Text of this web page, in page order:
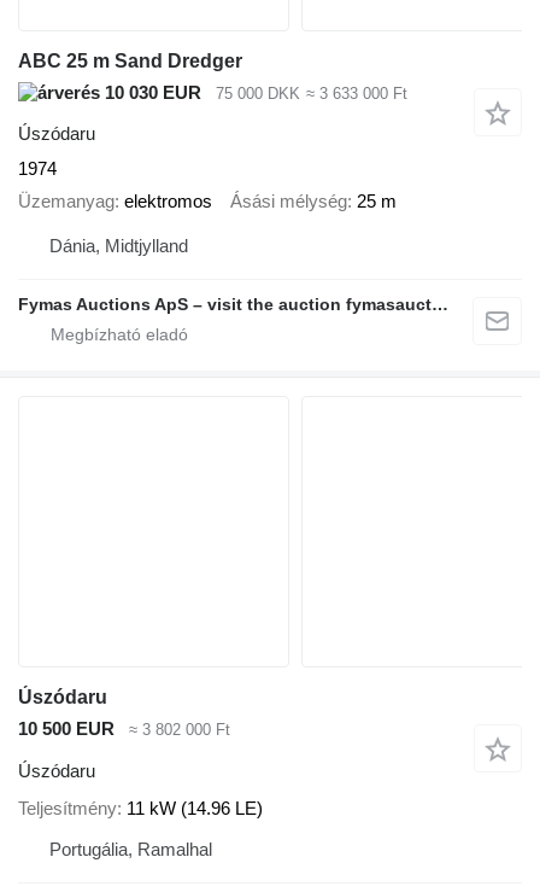
ABC 25 m Sand Dredger
10 030 EUR
75 000 DKK ≈ 3 633 000 Ft
Úszódaru
1974
Üzemanyag elektromos Ásási mélység 25 m
Dánia, Midtjylland
Fymas Auctions ApS – visit the auction fymasauctions.dk
Úszódaru
10 500 EUR
≈ 3 802 000 Ft
Úszódaru
Teljesítmény 11 kW (14.96 LE)
Portugália, Ramalhal